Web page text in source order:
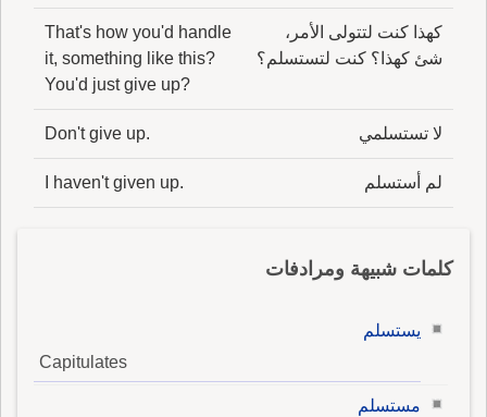
كهذا كنت لتتولى الأمر،
شئ كهذا؟ كنت لتستسلم؟
That's how you'd handle
it, something like this?
You'd just give up?
لا تستسلمي Don't give up.
لم أستسلم I haven't given up.
كلمات شبيهة ومرادفات
يستسلم
Capitulates
مستسلم